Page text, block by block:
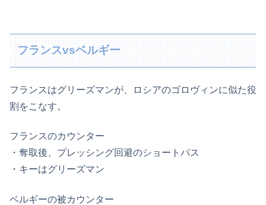
フランスvsベルギー
フランスはグリーズマンが、ロシアのゴロヴィンに似た役
割をこなす。
フランスのカウンター
・奪取後、プレッシング回避のショートパス
・キーはグリーズマン
ベルギーの被カウンター